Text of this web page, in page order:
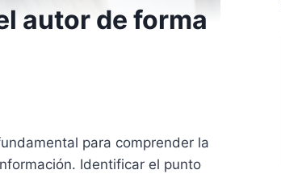
autor de forma
para comprender la
Identificar el punto